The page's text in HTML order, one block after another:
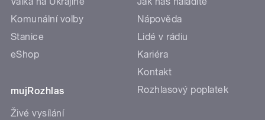
Komunální volby
Stanice
eShop
mujRozhlas
Živé vysílání
Nápověda
Lidé v rádiu
Kariéra
Kontakt
Rozhlasový poplatek